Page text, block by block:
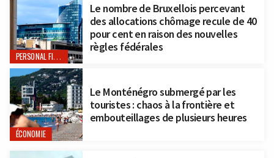
PERSONAL FINANCE
Le nombre de Bruxellois percevant
des allocations chômage recule de 40
pour cent en raison des nouvelles
règles fédérales
ÉCONOMIE
Le Monténégro submergé par les
touristes : chaos à la frontière et
embouteillages de plusieurs heures